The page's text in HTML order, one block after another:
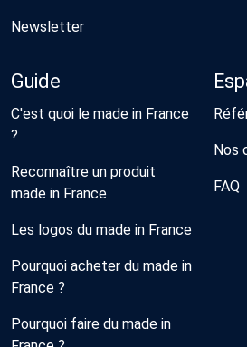
Newsletter
Guide
C'est quoi le made in France
?
Reconnaître un produit
made in France
Les logos du made in France
Pourquoi acheter du made in
France ?
Pourquoi faire du made in
Nos
FAQ